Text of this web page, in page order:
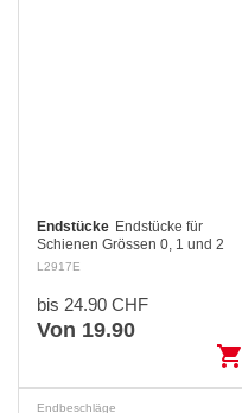
Endstücke Endstücke für
Schienen Grössen 0, 1 und 2
L2917E
bis 24.90 CHF
Von 19.90
shopping_cart
Endbeschläge